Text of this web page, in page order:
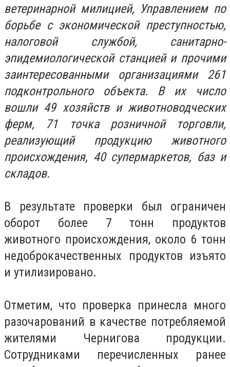
ветеринарной милицией, Управлением по
борьбе с экономической преступностью,
налоговой службой, санитарно-
эпидемиологической станцией и прочими
заинтересованными организациями 261
подконтрольного объекта. В их число
вошли 49 хозяйств и животноводческих
ферм, 71 точка розничной торговли,
реализующий продукцию животного
происхождения, 40 супермаркетов, баз и
складов.
В результате проверки был ограничен
оборот более 7 тонн продуктов
животного происхождения, около 6 тонн
недоброкачественных продуктов изъято
и утилизировано.
Отметим, что проверка принесла много
разочарований в качестве потребляемой
жителями Чернигова продукции.
Сотрудниками перечисленных ранее